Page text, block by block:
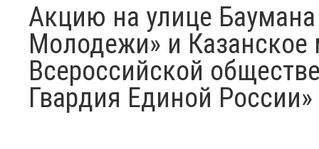
Акцию на улице
Молодежи» и Казанское
Всероссийской
Гвардия Единой